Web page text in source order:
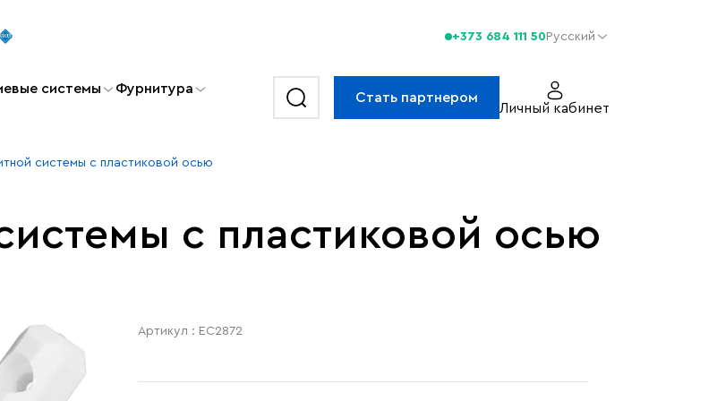
+373 684 111 50Русский
системы
Фурнитура
Стать партнером
Личный кабинет
системы с пластиковой осью
с пластиковой осью
Артикул : EC2872